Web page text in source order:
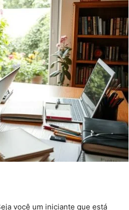
você um iniciante que está